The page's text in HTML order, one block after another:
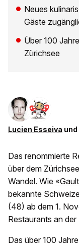
Neues
Gäste
Über 100
Zürichsee
Lucien Esseiva und
Das renommierte
über dem
Wandel. Wie
bekannte
(48) ab dem 1.
Restaurants an
Das über 100